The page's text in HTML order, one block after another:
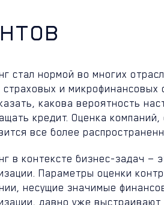
стал нормой во многих
и микрофинансовых
какова вероятность
кредит. Оценка
все более
в контексте бизнес-задач —
Параметры оценки
несущие значимые
давно уже